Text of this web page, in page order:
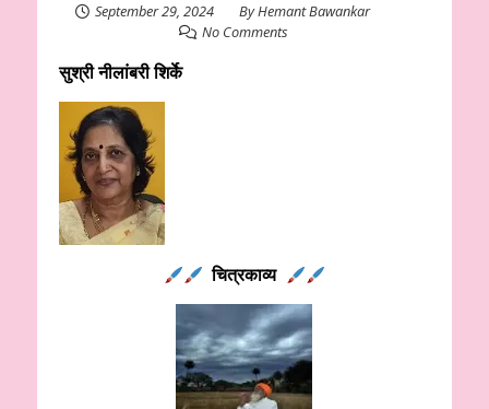
September 29, 2024 ByHemant Bawankar
No Comments
सुश्री नीलांबरी शिर्के
चित्रकाव्य